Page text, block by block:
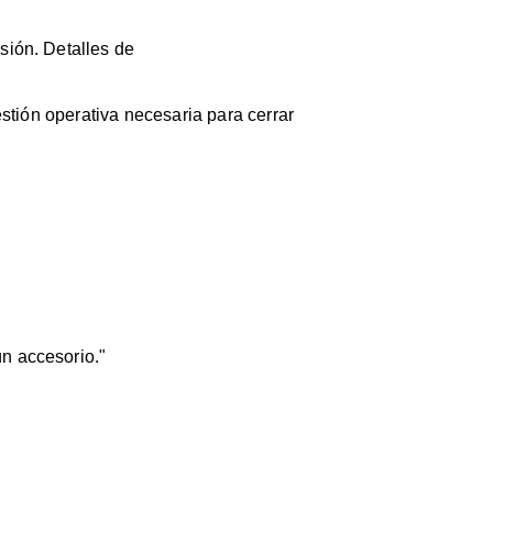
Detalles de
operativa necesaria para cerrar
accesorio."